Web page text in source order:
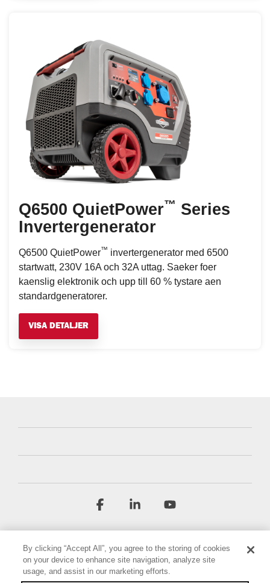
Q6500 QuietPower™ Series
Invertergenerator
Q6500 QuietPower™ invertergenerator med 6500
startwatt, 230V 16A och 32A uttag. Saeker foer
kaenslig elektronik och upp till 60 % tystare aen
standardgeneratorer.
VISA DETALJER
Facebook Linkedin
By clicking “Accept All”, you agree to the storing of cookies
on your device to enhance site navigation, analyze site
usage, and assist in our marketing efforts.